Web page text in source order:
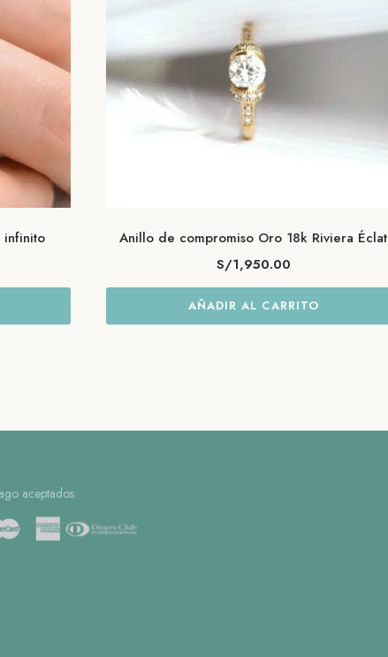
infinito
Anillo de compromiso Oro 18k Riviera Éclat
S/1,950.00
AÑADIR AL CARRITO
aceptados: